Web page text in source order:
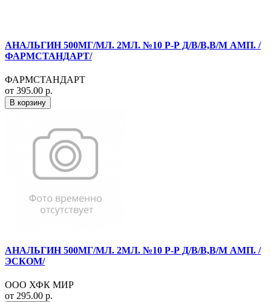
АНАЛЬГИН 500МГ/МЛ. 2МЛ. №10 Р-Р Д/В/В,В/М АМП. /
ФАРМСТАНДАРТ/
ФАРМСТАНДАРТ
от 395.00 р.
В корзину
АНАЛЬГИН 500МГ/МЛ. 2МЛ. №10 Р-Р Д/В/В,В/М АМП. /
ЭСКОМ/
ООО ХФК МИР
от 295.00 р.